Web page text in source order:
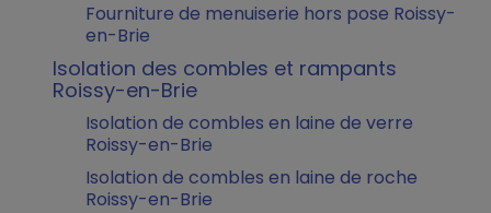
Fourniture de menuiserie hors pose Roissy-
en-Brie
Isolation des combles et rampants
Roissy-en-Brie
Isolation de combles en laine de verre
Roissy-en-Brie
Isolation de combles en laine de roche
Roissy-en-Brie